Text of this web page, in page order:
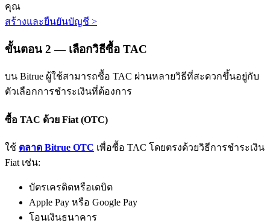
พันธมิตร Bitrue
มากถึง 65% คอมมิชชั่น!
คุณ
สร้างและยืนยันบัญชี >
ขั้นตอน 2 — เลือกวิธีซื้อ TAC
บน Bitrue ผู้ใช้สามารถซื้อ TAC ผ่านหลายวิธีที่สะดวกขึ้นอยู่กับ
ตัวเลือกการชำระเงินที่ต้องการ
ซื้อ TAC ด้วย Fiat (OTC)
ใช้ ตลาด Bitrue OTC เพื่อซื้อ TAC โดยตรงด้วยวิธีการชำระเงิน
Fiat เช่น:
บัตรเครดิตหรือเดบิต
Apple Pay หรือ Google Pay
โอนเงินธนาคาร